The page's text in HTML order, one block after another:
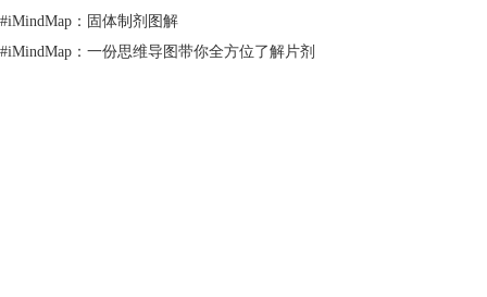
图3：“插入——图像文件”选项
#iMindMap：固体制剂图解
#iMindMap：一份思维导图带你全方位了解片剂